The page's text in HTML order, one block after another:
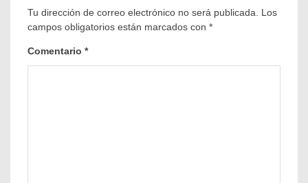
Tu dirección de correo electrónico no será publicada.
Los
campos obligatorios están marcados con *
Comentario *